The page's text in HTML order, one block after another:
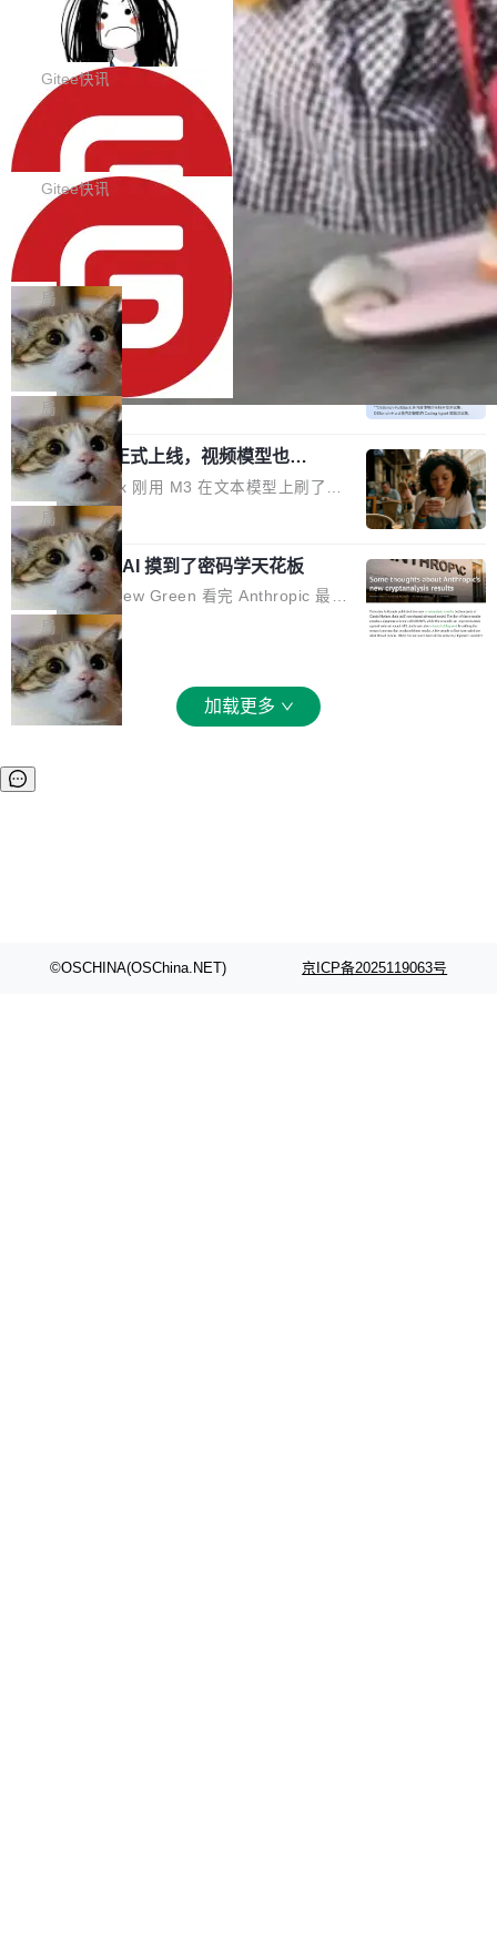
代码评审及自动化运维的全面落地夯实了“一体
化”的基座。 新版本将为用户带来更好的使用体
验和更高的工作效率，感谢大家一直以来的支持
和反馈，我们将继续努力提供更优秀的产品和服
务！ 新增功能点 DevOps： 采用自研代码托管
平台，支持一站式安装，提供从代码提交到交付
的...
器。HTTP 引擎是一个独立插件。你选一个，或
者选两个，不同环境之间切换，一行应用代码都
不用改。 下面快速过一下 10 种 HTTP 服务器
选项，各自适合什么场景，以及怎么切换。 一行
依赖替换 在 Solon 里换 HTTP 服务器就是改 po
m.xml 里一个依赖，别的什么都不用动。 <depe
factId>solon-web</artifac...
BootstrapBlazor v10.9.0 已经发布，B
ootstrap 样式的 Blazor UI 组件库
BootstrapBlazor v10.9.0 已经发布，Bootstrap
样式的 Blazor UI 组件库 此版本更新内容包括：
Release 2026-07-31 V10.9.0 Fixes fix(MultiFi
lter): 增加暗黑主题支持 by @ArgoZhang in htt
ps://github.com/dotnetcore/BootstrapBlazor/p
ull/8239 fix(Camera): 增加 exact 显式设置设备
id by @kkxkx in https://github.com/dotnetcor
e/BootstrapBlazor/pull/825...
Gitee快讯
SolonCode v2026.8.2 已经发布，终端
智能体
SolonCode v2026.8.2 已经发布，终端智能体
此版本更新内容包括： 优化 soloncode run 模
式（参考 run-headless-mode.md） 添加 solon
code web 国际化多语言支持 添加 soloncode w
eb 消息列表消息导航支持 修复 soloncode web
文件详情初次显示时语法高亮失效的问题 修复 s
oloncode web 审查详情文件名中文乱码的问题
细节优化 详情查看：https://gitee.com/opensol
on/soloncode/releases/v2026.8.2
Gitee快讯
OpenAI 宣布 GPT-5.6 Luna 价格下降
80%
OpenAI 宣布 GPT-5.6 Luna 价格下降 80%。输
入从每百万 token 1 美元砍到 0.2 美元，输出从
6 美元砍到 1.2 美元。GPT-5.6 Terra 降 20%。
旗舰 Sol 没降，但加了一个 Fast 模式——2.5
倍速度，2 倍价格，智商不变。 降价的理由不是
市场竞争，不是清库存，是 Sol 自己把自己优化
了。 这事分两步。第一步，OpenAI 把 GPT-5.6
Sol 部署上线。第二步，让 Sol 通过 Codex 自
己去优化自己的推理基础设施。Sol 学了 Triton
和 Gluon 两种 GPU 编程语言，重写了生产环境
的 GPU 内核，找出了哪...
局
DeepSeek-V4-Flash 官方 API 现已正
式上线公测
DeepSeek V4 Flash 正式版今天上线了。模型
结构和参数规模没变，还是 MoE 284B、激活 1
3B、100 万 token 上下文——只重新做了后训
练。但改完之后，Agent 能力直接把自家 4 月发
的 Pro Preview 给干了。 九项 Agent 基准测试
全部反超。Terminal Bench 2.1 从 61.8 涨到 8
2.7，DeepSWE 从 7.3 涨到 54.4，DSBench-F
ullStack 从 37.0 涨到 68.7。不说别的，一个 Fl
ash 型号干翻了三个月前代表最高水平的 Pro 预
览版，这件事本身就够说明后训练的威力了。 跟
它一起来的还有两...
局
MiniMax H3 正式上线，视频模型也开
始玩全模态了
上个月 MiniMax 刚用 M3 在文本模型上刷了一
波存在感，今天 H3 来了——一款全模态生成模
型，而且承诺几天内开源权重。 先看能力边界。
H3 接受文本、图像、视频、声音任意组合作为
输入（它叫多模态上下文），输出带原生双声道
音频的视频，最高 15 秒 2K 分辨率。举个例
子：扔进去一段参考视频（取它的希区柯克运
镜）、一张人物图片、一段歌声录音，用自然语
言告诉模型你要什么——H3 自己搞定剩下的。
这个"自己搞定"说起来轻巧，背后的训练范式变
uo 01 和 02），每一代都是按任务拆分的专家
局
Anthropic 的 AI 摸到了密码学天花板
密码学家 Matthew Green 看完 Anthropic 最新
的密码分析成果后，写了篇博客。标题很克制：
「一些想法」，但内容不克制。 先说 Anthropic
做了什么。他们让未发布的 Claude Mythos 模
型去跑密码分析，出了两个结果：一个攻击了后
量子签名方案 HAWK，另一个是对缩减轮次 AE
话说，「可能直接杀死了一个正在认真考虑标准
局
加载更多
©OSCHINA(OSChina.NET) 京ICP备2025119063号